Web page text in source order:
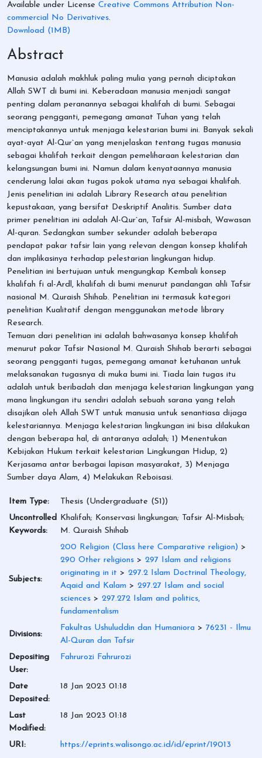
Available under License Creative Commons Attribution Non-
commercial No Derivatives.
Download (1MB)
Abstract
Manusia adalah makhluk paling mulia yang pernah diciptakan
Allah SWT di bumi ini. Keberadaan manusia menjadi sangat
penting dalam peranannya sebagai khalifah di bumi. Sebagai
seorang pengganti, pemegang amanat Tuhan yang telah
menciptakannya untuk menjaga kelestarian bumi ini. Banyak sekali
ayat-ayat Al-Qur`an yang menjelaskan tentang tugas manusia
sebagai khalifah terkait dengan pemeliharaan kelestarian dan
kelangsungan bumi ini. Namun dalam kenyataannya manusia
cenderung lalai akan tugas pokok utama nya sebagai khalifah.
Jenis penelitian ini adalah Library Research atau penelitian
kepustakaan, yang bersifat Deskriptif Analitis. Sumber data
primer penelitian ini adalah Al-Qur`an, Tafsir Al-misbah, Wawasan
Al-quran. Sedangkan sumber sekunder adalah beberapa
pendapat pakar tafsir lain yang relevan dengan konsep khalifah
dan implikasinya terhadap pelestarian lingkungan hidup.
Penelitian ini bertujuan untuk mengungkap Kembali konsep
khalifah fi al-Ardl, khalifah di bumi menurut pandangan ahli Tafsir
nasional M. Quraish Shihab. Penelitian ini termasuk kategori
penelitian Kualitatif dengan menggunakan metode library
Research.
Temuan dari penelitian ini adalah bahwasanya konsep khalifah
menurut pakar Tafsir Nasional M. Quraish Shihab berarti sebagai
seorang pengganti tugas, pemegang amanat ketuhanan untuk
melaksanakan tugasnya di muka bumi ini. Tiada lain tugas itu
adalah untuk beribadah dan menjaga kelestarian lingkungan yang
mana lingkungan itu sendiri adalah sebuah sarana yang telah
disajikan oleh Allah SWT untuk manusia untuk senantiasa dijaga
kelestariannya. Menjaga kelestarian lingkungan ini bisa dilakukan
dengan beberapa hal, di antaranya adalah; 1) Menentukan
Kebijakan Hukum terkait kelestarian Lingkungan Hidup, 2)
Kerjasama antar berbagai lapisan masyarakat, 3) Menjaga
Sumber daya Alam, 4) Melakukan Reboisasi.
Item Type:
Thesis (Undergraduate (S1))
Uncontrolled
Keywords:
Khalifah; Konservasi lingkungan; Tafsir Al-Misbah;
M. Quraish Shihab
Subjects:
200 Religion (Class here Comparative religion) >
290 Other religions > 297 Islam and religions
originating in it > 297.2 Islam Doctrinal Theology,
Aqaid and Kalam > 297.27 Islam and social
sciences > 297.272 Islam and politics,
fundamentalism
Divisions:
Fakultas Ushuluddin dan Humaniora > 76231 - Ilmu
Al-Quran dan Tafsir
Depositing
User:
Fahrurozi Fahrurozi
Date
Deposited:
18 Jan 2023 01:18
Last
Modified:
18 Jan 2023 01:18
URI: https://eprints.walisongo.ac.id/id/eprint/19013